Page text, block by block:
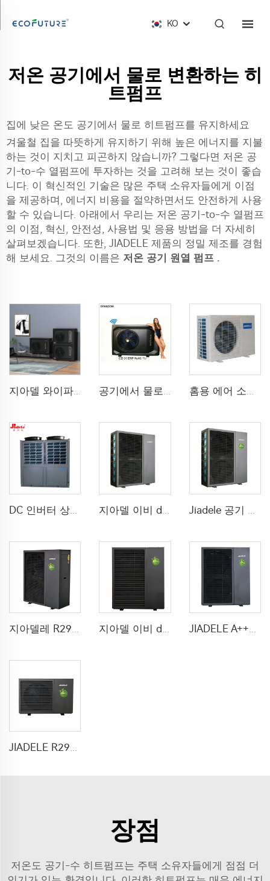
KO
저온 공기에서 물로 변환하는 히
트펌프
집에 낮은 온도 공기에서 물로 히트펌프를 유지하세요
겨울철 집을 따뜻하게 유지하기 위해 높은 에너지를 지불
하는 것이 지치고 피곤하지 않습니까? 그렇다면 저온 공
기-to-수 열펌프에 투자하는 것을 고려해 보는 것이 좋습
니다. 이 혁신적인 기술은 많은 주택 소유자들에게 이점
을 제공하며, 에너지 비용을 절약하면서도 안전하게 사용
할 수 있습니다. 아래에서 우리는 저온 공기-to-수 열펌프
의 이점, 혁신, 안전성, 사용법 및 응용 방법을 더 자세히
살펴보겠습니다. 또한, JIADELE 제품의 정밀 제조를 경험
해 보세요. 그것의 이름은 저온 공기 원열 펌프 .
지아델 와이파이 DHW 난방 냉각 핫 펌프 공기 물 펌프 시플라 공기 소스 힐 펌프 모놀블록 r290 공기에서 물 온도 펌프 공기에서 물로 R290 수영장 열펌프 온수기 홈용 에어 소스 에어투워터 히트펌프
지아델레 R290 evi 10kw 20kw dc 인버터 공기에서 물 온도 펌프 에어컨 모노블록 펌프 지아델 이비 dc 인버터 공기에서 물 온도 펌프 스테인리스 스틸 저장 전기 온도 가열기 독립적 인 rv ac 열 펌프 r290 JIADELE A+++ 열펌프 R290 10kw 열펌프 모노블록 공기에서 물로 열펌프 온수기 Wi-Fi 제어 기능 포함
JIADELE R290 전체 DC 인버터 난방 냉방 온수 히트펌프 중앙 가정 난방 공기에서 물 히트펌프 시스템 pompa ciepla
장점
저온도 공기-수 히트펌프는 주택 소유자들에게 점점 더